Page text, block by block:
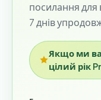
посилання для
7 днів
Якщо ми
цілий рік